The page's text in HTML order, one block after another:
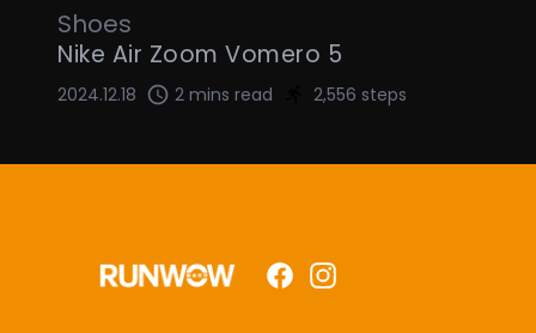
Shoes
Nike Air Zoom Vomero 5
2024.12.18 2 mins read 2,556 steps
FacebookInstagram